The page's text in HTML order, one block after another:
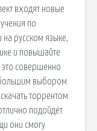
входят новые
по
на русском языке,
и повышайте
совершенно
выбором
торрентом
подойдёт
они смогу